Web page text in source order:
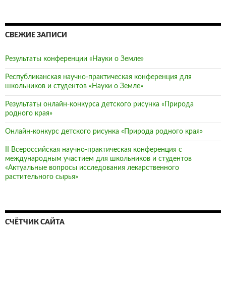
СВЕЖИЕ ЗАПИСИ
Результаты конференции «Науки о Земле»
Республиканская научно-практическая конференция для
школьников и студентов «Науки о Земле»
Результаты онлайн-конкурса детского рисунка «Природа
родного края»
Онлайн-конкурс детского рисунка «Природа родного края»
II Всероссийская научно-практическая конференция с
международным участием для школьников и студентов
«Актуальные вопросы исследования лекарственного
растительного сырья»
СЧЁТЧИК САЙТА